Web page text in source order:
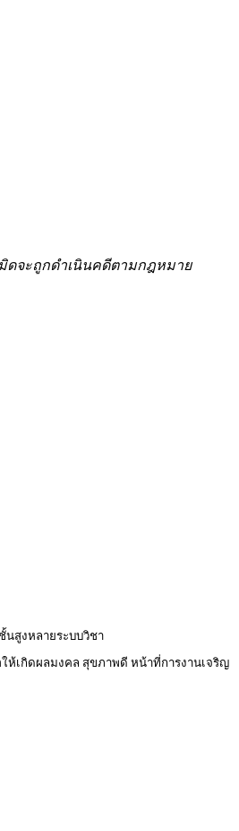
มิดจะถูกดำเนินคดีตามกฎหมาย
นสูงหลายระบบวิชา
ห้เกิดผลมงคล สุขภาพดี หน้าที่การงานเจริญ